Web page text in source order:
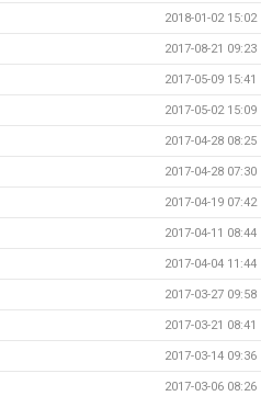
2018-01-02 15:02
2017-08-21 09:23
2017-05-09 15:41
2017-05-02 15:09
2017-04-28 08:25
2017-04-28 07:30
2017-04-19 07:42
2017-04-11 08:44
2017-04-04 11:44
2017-03-27 09:58
2017-03-21 08:41
2017-03-14 09:36
2017-03-06 08:26